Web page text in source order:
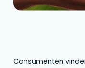
Consumenten